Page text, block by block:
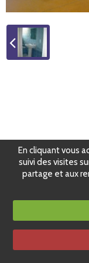
En cliquant vous
suivi des visites
partage et aux